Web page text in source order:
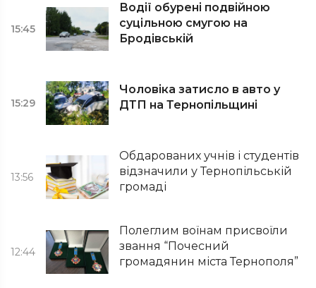
15:45
Водії обурені подвійною
суцільною смугою на
Бродівській
15:29
Чоловіка затисло в авто у
ДТП на Тернопільщині
13:56
Обдарованих учнів і студентів
відзначили у Тернопільській
громаді
12:44
Полеглим воїнам присвоїли
звання “Почесний
громадянин міста Тернополя”